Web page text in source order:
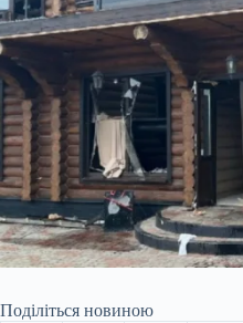
Поділіться новиною